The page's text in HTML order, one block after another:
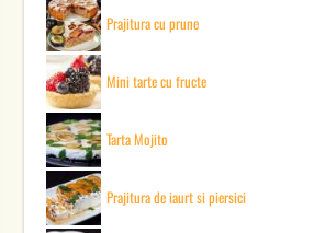
Prajitura cu prune
Mini tarte cu fructe
Tarta Mojito
Prajitura de iaurt si piersici